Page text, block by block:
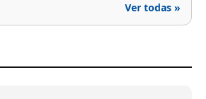
Ver todas »